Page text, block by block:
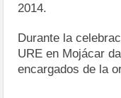
2014.
Durante la
URE en Mojácar
encargados de la